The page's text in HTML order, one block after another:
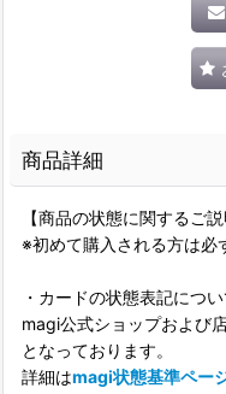
商品詳細
【商品の状態に関するご説
※初めて購入される方は必
・カードの状態表記につ
magi公式ショップおよび
となっております。
詳細はmagi状態基準ペー